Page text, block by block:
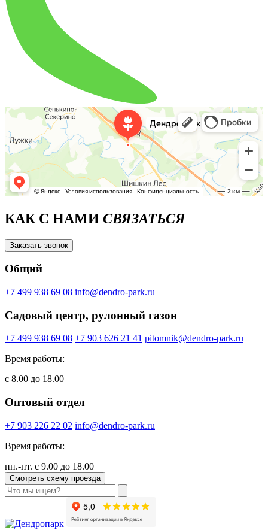
КАК С НАМИ СВЯЗАТЬСЯ
Заказать звонок
Общий
+7 499 938 69 08 info@dendro-park.ru
Садовый центр, рулонный газон
+7 499 938 69 08 +7 903 626 21 41 pitomnik@dendro-park.ru
Время работы:
с 8.00 до 18.00
Оптовый отдел
+7 903 226 22 02 info@dendro-park.ru
Время работы:
пн.-пт. с 9.00 до 18.00
Смотреть схему проезда